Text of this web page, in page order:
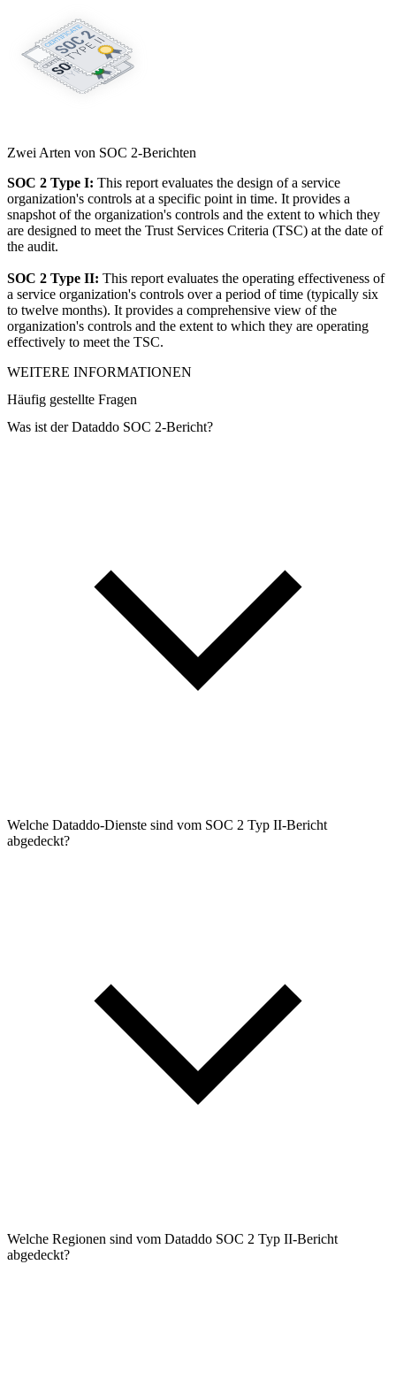
Zwei Arten von SOC 2-Berichten
SOC 2 Type I: This report evaluates the design of a service
organization's controls at a specific point in time. It provides a
snapshot of the organization's controls and the extent to which they
are designed to meet the Trust Services Criteria (TSC) at the date of
the audit.
SOC 2 Type II: This report evaluates the operating effectiveness of
a service organization's controls over a period of time (typically six
to twelve months). It provides a comprehensive view of the
organization's controls and the extent to which they are operating
effectively to meet the TSC.
WEITERE INFORMATIONEN
Häufig gestellte Fragen
Was ist der Dataddo SOC 2-Bericht?
Welche Dataddo-Dienste sind vom SOC 2 Typ II-Bericht
abgedeckt?
Welche Regionen sind vom Dataddo SOC 2 Typ II-Bericht
abgedeckt?